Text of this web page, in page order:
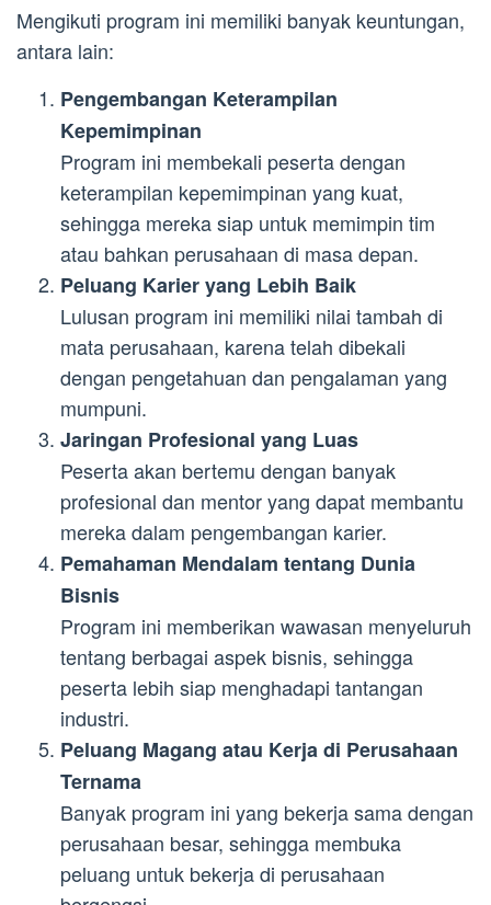
Mengikuti program ini memiliki banyak keuntungan,
antara lain:
Pengembangan Keterampilan
Kepemimpinan
Program ini membekali peserta dengan
keterampilan kepemimpinan yang kuat,
sehingga mereka siap untuk memimpin tim
atau bahkan perusahaan di masa depan.
Peluang Karier yang Lebih Baik
Lulusan program ini memiliki nilai tambah di
mata perusahaan, karena telah dibekali
dengan pengetahuan dan pengalaman yang
mumpuni.
Jaringan Profesional yang Luas
Peserta akan bertemu dengan banyak
profesional dan mentor yang dapat membantu
mereka dalam pengembangan karier.
Pemahaman Mendalam tentang Dunia
Bisnis
Program ini memberikan wawasan menyeluruh
tentang berbagai aspek bisnis, sehingga
peserta lebih siap menghadapi tantangan
industri.
Peluang Magang atau Kerja di Perusahaan
Ternama
Banyak program ini yang bekerja sama dengan
perusahaan besar, sehingga membuka
peluang untuk bekerja di perusahaan